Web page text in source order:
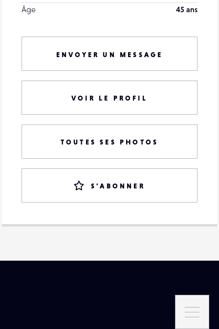
Âge
45 ans
ENVOYER UN MESSAGE
VOIR LE PROFIL
TOUTES SES PHOTOS
S'ABONNER